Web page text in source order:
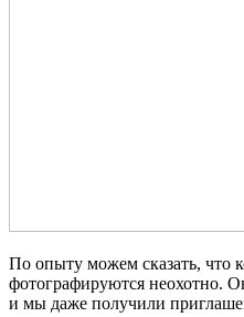
По опыту можем сказать, что
фотографируются неохотно.
и мы даже получили